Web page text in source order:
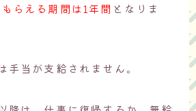
らえる期間は1年間 となりま
手当が支給されません。